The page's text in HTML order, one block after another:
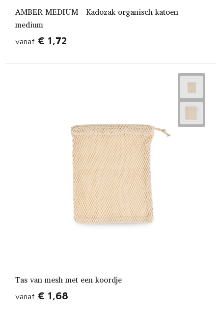
AMBER MEDIUM - Kadozak organisch katoen
medium
vanaf € 1,72
Tas van mesh met een koordje
vanaf € 1,68